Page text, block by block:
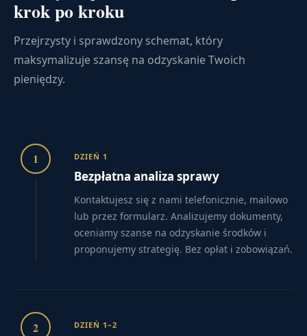
krok po kroku
Przejrzysty i sprawdzony schemat, który
maksymalizuje szansę na odzyskanie Twoich
pieniędzy.
1 DZIEŃ 1
Bezpłatna analiza sprawy
Kontaktujesz się z nami telefonicznie, mailowo
lub przez formularz. Analizujemy dokumenty,
oceniamy szanse na odzyskanie środków i
proponujemy strategię. Bez opłat i zobowiązań.
2 DZIEŃ 1–2